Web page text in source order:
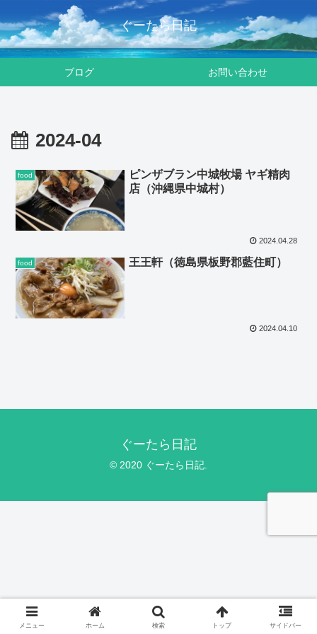
ぐーたら日記
ブログ お問い合わせ
2024-04
food
ピンザブラン中城牧場 ヤギ精肉
店（沖縄県中城村）
2024.04.28
food 王王軒（徳島県板野郡藍住町）
2024.04.10
ぐーたら日記
© 2020 ぐーたら日記.
メニュー ホーム 検索 トップ サイドバー